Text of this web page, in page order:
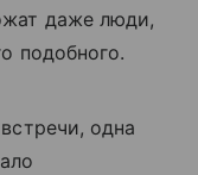
даже люди,
подобного.
одна